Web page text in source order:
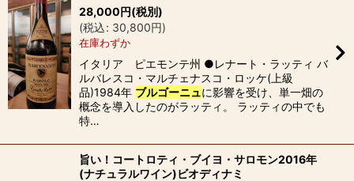
28,000円(税別)
(税込: 30,800円)
在庫わずか
イタリア ピエモンテ州 ●レナート・ラッティ バ
ルバレスコ・マルチェナスコ・ロッケ(上級
品)1984年 ブルゴーニュに影響を受け、単一畑の
概念を導入したのがラッティ。 ラッティの中でも
特…
旨い！コートロティ・ブイヨ・サロモン2016年
(ナチュラルワイン)ビオディナミ